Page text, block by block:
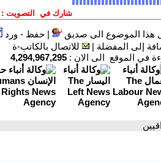
هذا الموضوع الى صديق |حفظ - ورد
إلى المفضلة |
للاتصال بالكاتب-ة
في الموقع الى الان : 4,294,967,295